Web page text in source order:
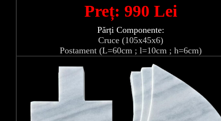
Preț: 990 Lei
Părți Componente:
Cruce (105x45x6)
Postament (L=60cm ; l=10cm ; h=6cm)